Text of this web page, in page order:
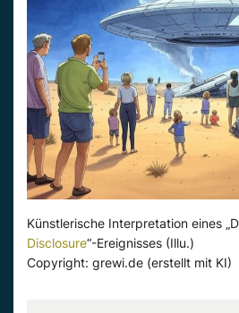
Künstlerische Interpretation eines
Disclosure“-Ereignisses (Illu.)
Copyright: grewi.de (erstellt mit KI)